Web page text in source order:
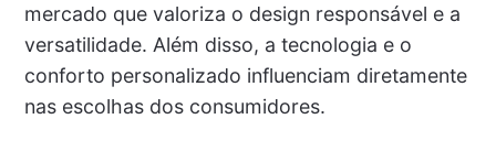
mercado que valoriza o design responsável e a
versatilidade. Além disso, a tecnologia e o
conforto personalizado influenciam diretamente
nas escolhas dos consumidores.